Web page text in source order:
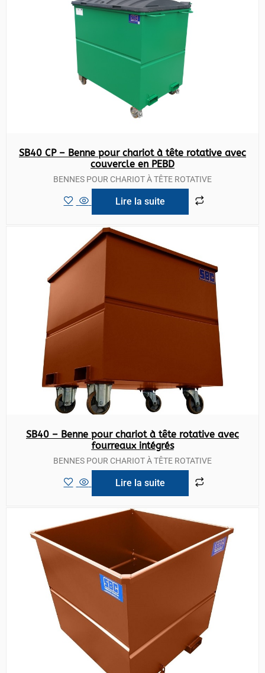
SB40 CP – Benne pour chariot à tête rotative avec
couvercle en PEBD
BENNES POUR CHARIOT À TÊTE ROTATIVE
Lire la suite
SB40 – Benne pour chariot à tête rotative avec
fourreaux intégrés
BENNES POUR CHARIOT À TÊTE ROTATIVE
Lire la suite